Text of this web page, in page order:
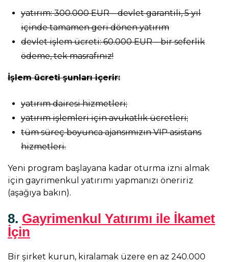
yatırım: 300.000 EUR – devlet garantili, 5 yıl
içinde tamamen geri dönen yatırım
devlet işlem ücreti: 60.000 EUR – bir seferlik
ödeme, tek masrafınız!
İşlem ücreti şunları içerir:
yatırım dairesi hizmetleri;
yatırım işlemleri için avukatlık ücretleri;
tüm süreç boyunca ajansımızın VIP asistans
hizmetleri.
Yeni program başlayana kadar oturma izni almak
için gayrimenkul yatırımı yapmanızı öneririz
(aşağıya bakın).
8. Gayrimenkul Yatırımı ile İkamet
İçin
Bir şirket kurun, kiralamak üzere en az 240.000